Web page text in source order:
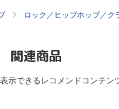
ロック／ヒップホップ／ク
関連商品
表示できるレコメンドコンテン